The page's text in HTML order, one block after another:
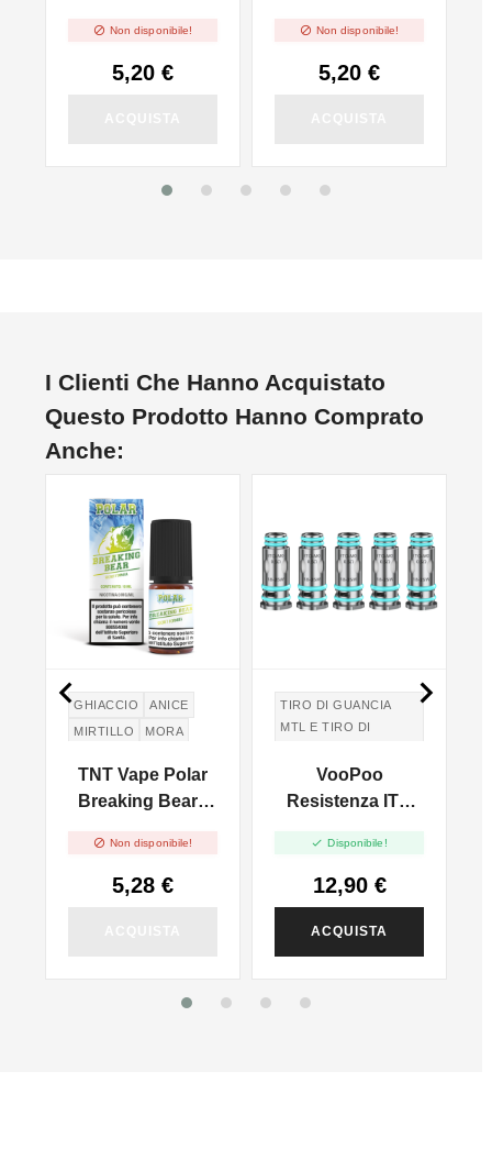
 Non disponibile!
5,20 €
 Non disponibile!
5,20 €
I Clienti Che Hanno Acquistato
Questo Prodotto Hanno Comprato
Anche:
GHIACCIO
ANICE
MIRTILLO
MORA
UVA FRAGOLA
PASSION FRUIT
TNT Vape Polar
Breaking Bear -
 Non disponibile!
5,28 €
TIRO DI GUANCIA
MTL E TIRO DI
TIRO IN GUANCIA
MTL E TIRO DI
VooPoo
Resistenza ITO
5pz
 Disponibile!
12,90 €
ACQUISTA
 